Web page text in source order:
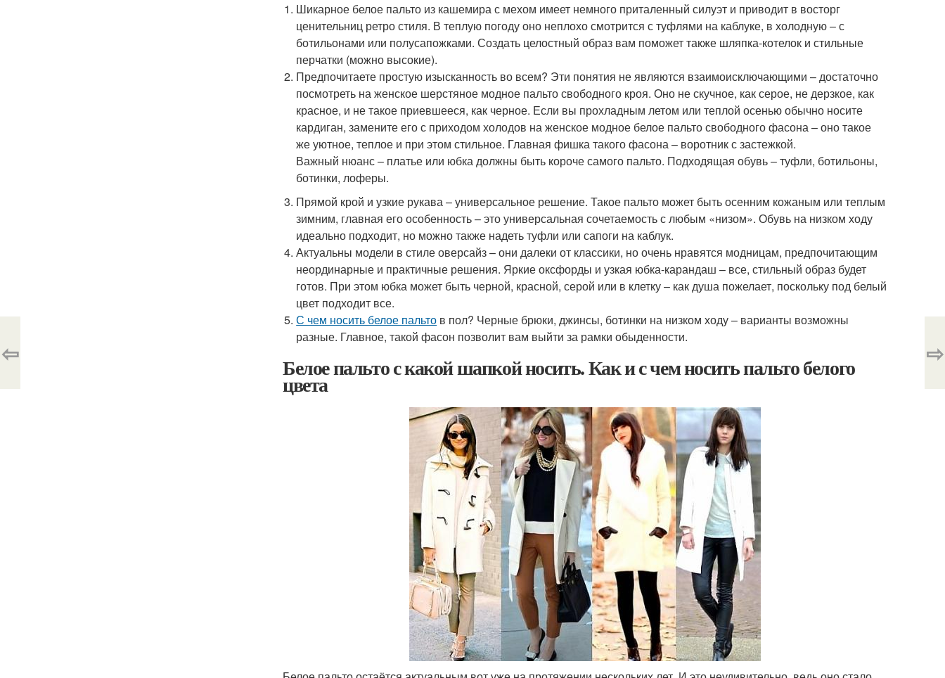
Шикарное белое пальто из кашемира с мехом имеет немного приталенный силуэт и приводит в восторг
ценительниц ретро стиля. В теплую погоду оно неплохо смотрится с туфлями на каблуке, в холодную – с
ботильонами или полусапожками. Создать целостный образ вам поможет также шляпка-котелок и стильные
перчатки (можно высокие).
Предпочитаете простую изысканность во всем? Эти понятия не являются взаимоисключающими – достаточно
посмотреть на женское шерстяное модное пальто свободного кроя. Оно не скучное, как серое, не дерзкое, как
красное, и не такое приевшееся, как черное. Если вы прохладным летом или теплой осенью обычно носите
кардиган, замените его с приходом холодов на женское модное белое пальто свободного фасона – оно такое
же уютное, теплое и при этом стильное. Главная фишка такого фасона – воротник с застежкой.
Важный нюанс – платье или юбка должны быть короче самого пальто. Подходящая обувь – туфли, ботильоны,
ботинки, лоферы.
Прямой крой и узкие рукава – универсальное решение. Такое пальто может быть осенним кожаным или теплым
зимним, главная его особенность – это универсальная сочетаемость с любым «низом». Обувь на низком ходу
идеально подходит, но можно также надеть туфли или сапоги на каблук.
Актуальны модели в стиле оверсайз – они далеки от классики, но очень нравятся модницам, предпочитающим
неординарные и практичные решения. Яркие оксфорды и узкая юбка-карандаш – все, стильный образ будет
готов. При этом юбка может быть черной, красной, серой или в клетку – как душа пожелает, поскольку под белый
цвет подходит все.
С чем носить белое пальто в пол? Черные брюки, джинсы, ботинки на низком ходу – варианты возможны
разные. Главное, такой фасон позволит вам выйти за рамки обыденности.
Белое пальто с какой шапкой носить. Как и с чем носить пальто белого
цвета
⇦ ⇨